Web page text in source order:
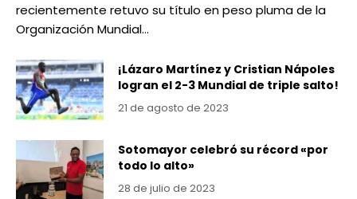
recientemente retuvo su título en peso pluma de la
Organización Mundial…
¡Lázaro Martínez y Cristian Nápoles
logran el 2-3 Mundial de triple salto!
21 de agosto de 2023
Sotomayor celebró su récord «por
todo lo alto»
28 de julio de 2023